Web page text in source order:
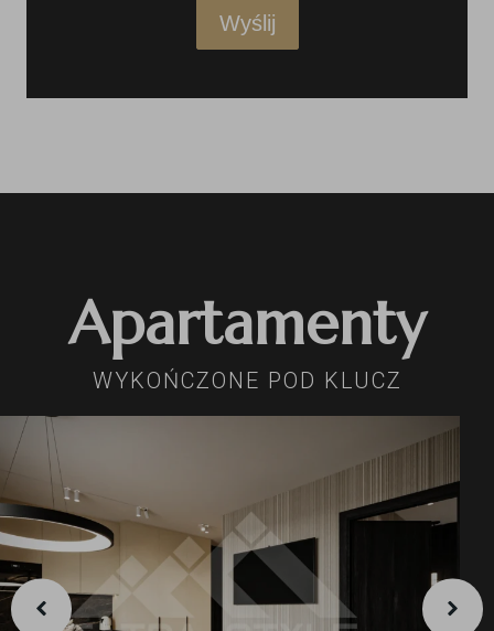
Wyślij
Apartamenty
WYKOŃCZONE POD KLUCZ